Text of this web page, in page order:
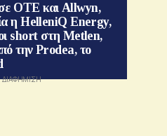
ΟΤΕ και Allwyn,
η HelleniQ Energy,
short στη Metlen,
την Prodea, το